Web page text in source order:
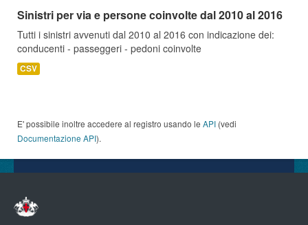
Sinistri per via e persone coinvolte dal 2010 al 2016
Tutti i sinistri avvenuti dal 2010 al 2016 con indicazione dei:
conducenti - passeggeri - pedoni coinvolte
CSV
E' possibile inoltre accedere al registro usando le API (vedi
Documentazione API).